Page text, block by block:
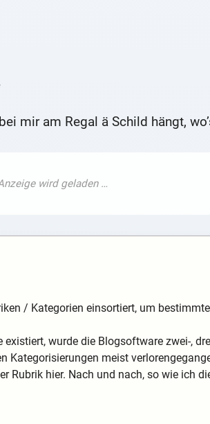
mir am Regal ä Schild hängt,
/ Kategorien einsortiert, um
wurde die Blogsoftware zwei-,
Kategorisierungen meist
Rubrik hier. Nach und nach, so wie ich